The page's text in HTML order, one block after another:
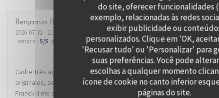
do site, oferecer funcionalidades
exemplo, relacionadas às redes
exibir publicidade ou
personalizados. Clique em 'OK,
'Recusar tudo' ou 'Personalizar' para
suas preferências. Você pode
escolhas a qualquer momento
ícone de cookie no canto inferior
páginas do site.
Benjamin B
2026-07-31- 21:00 - guests 2
service : 5/5 ambience /5 menu:5/5 quality_price: 5/5
Cadre très agréable dans un super quartier de Lille. Recettes
originales, service impeccable. Mention spéciale au dénommé
Franck il me semble, qui nous a conseillé et servi avec brio le